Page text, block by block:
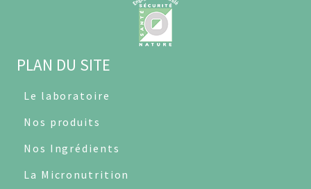
PLAN DU SITE
Le laboratoire
Nos produits
Nos Ingrédients
La Micronutrition